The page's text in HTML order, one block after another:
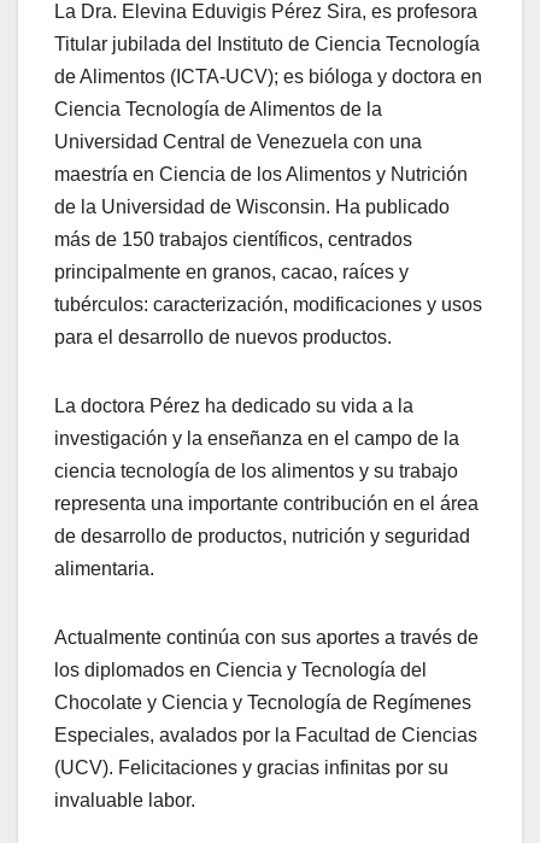
La Dra. Elevina Eduvigis Pérez Sira, es profesora
Titular jubilada del Instituto de Ciencia Tecnología
de Alimentos (ICTA-UCV); es bióloga y doctora en
Ciencia Tecnología de Alimentos de la
Universidad Central de Venezuela con una
maestría en Ciencia de los Alimentos y Nutrición
de la Universidad de Wisconsin. Ha publicado
más de 150 trabajos científicos, centrados
principalmente en granos, cacao, raíces y
tubérculos: caracterización, modificaciones y usos
para el desarrollo de nuevos productos.
La doctora Pérez ha dedicado su vida a la
investigación y la enseñanza en el campo de la
ciencia tecnología de los alimentos y su trabajo
representa una importante contribución en el área
de desarrollo de productos, nutrición y seguridad
alimentaria.
Actualmente continúa con sus aportes a través de
los diplomados en Ciencia y Tecnología del
Chocolate y Ciencia y Tecnología de Regímenes
Especiales, avalados por la Facultad de Ciencias
(UCV). Felicitaciones y gracias infinitas por su
invaluable labor.